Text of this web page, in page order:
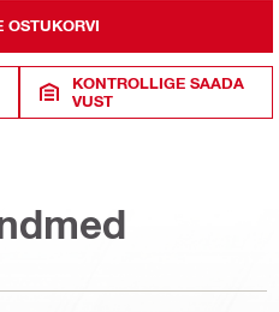
OSTUKORVI
KONTROLLIGE SAADA
VUST